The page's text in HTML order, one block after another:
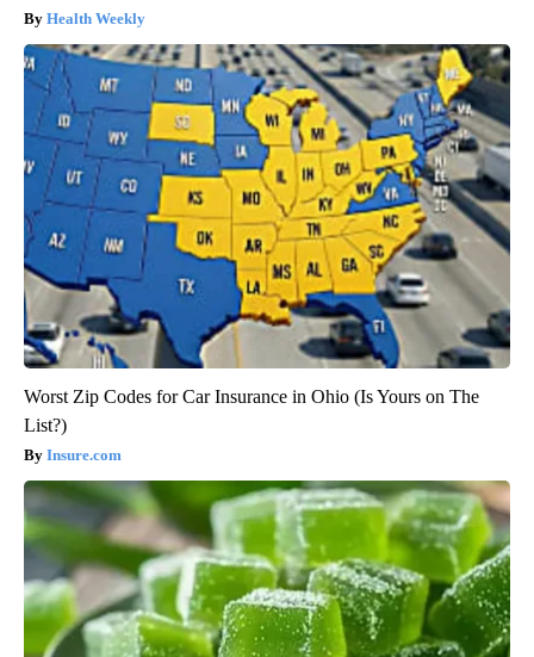
Health Weekly
Worst Zip Codes for Car Insurance in Ohio (Is Yours on The
List?)
Insure.com